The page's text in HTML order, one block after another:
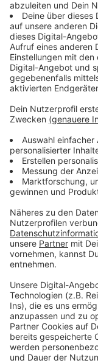
Das ist toll
dem
alles ist, dann
liefern unzwar
die sich um
gucken
vertrauen.
Ob und was die
Folgen haben,
stehen in
Landtagswahlen
Bundesländern
Anzeige
Anzeige